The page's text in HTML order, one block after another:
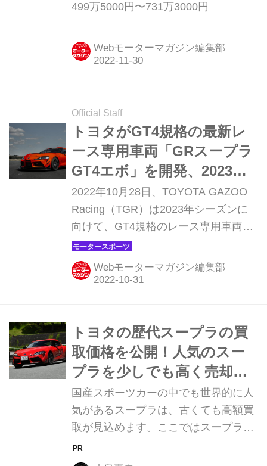
499万5000円〜731万3000円
Webモーターマガジン編集部
Official Staff
トヨタがGT4規格の最新レ
ース専用車両「GRスープラ
GT4エボ」を開発、2023年
シーズンから参戦開始
2022年10月28日、TOYOTA GAZOO
Racing（TGR）は2023年シーズンに
向けて、GT4規格のレース専用車両
「GRスープラGT4」の最新モデル
『GRスープラGT4エボ』を発表し、
販売を開始した。
Webモーターマガジン編集部
トヨタの歴代スープラの買
取価格を公開！人気のスー
プラを少しでも高く売却す
るコツをご紹介
国産スポーツカーの中でも世界的に人
気があるスープラは、古くても高額買
取が見込めます。ここではスープラの
実勢買取価格を公開し、高く売るポイ
ントを解説します。 国産スポーツカー